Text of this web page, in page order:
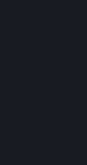
当您参与线上或
调查），我们会
活动资格并向您
否符合资格、是
如您上传、发布
们会收集和使用
当您使用平台的
能会成为公开信
请
享甚至公开分享
偏好。请勿上传